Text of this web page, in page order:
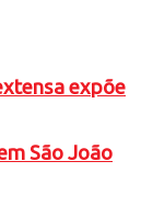
expõe
São João